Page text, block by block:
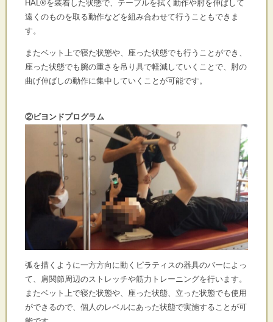
HAL®を装着した状態で、テーブルを拭く動作や肘を伸ばして
遠くのものを取る動作などを組み合わせて行うこともできま
す。
またベット上で寝た状態や、座った状態でも行うことができ、
座った状態でも腕の重さを吊り具で軽減していくことで、肘の
曲げ伸ばしの動作に集中していくことが可能です。
②ビヨンドプログラム
弧を描くように一方方向に動くピラティスの器具のバーによっ
て、肩関節周辺のストレッチや筋力トレーニングを行います。
またベット上で寝た状態や、座った状態、立った状態でも使用
ができるので、個人のレベルにあった状態で実施することが可